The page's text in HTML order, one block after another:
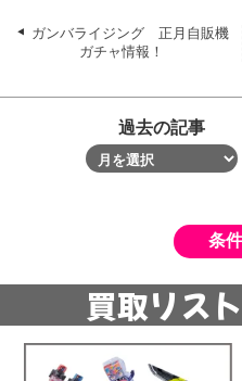
ガンバライジング 正月自販機
ガチャ情報！
過去の記事
買取リス